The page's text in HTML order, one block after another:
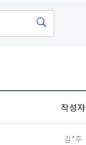
작성자
김*주